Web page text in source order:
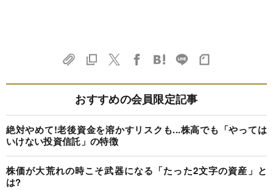
おすすめの会員限定記事
絶対やめて!老後資金を溶かすリスクも...株高でも「やっては
いけない投資信託」の特徴
株価が大荒れの時こそ武器になる「たった2文字の資産」と
は?